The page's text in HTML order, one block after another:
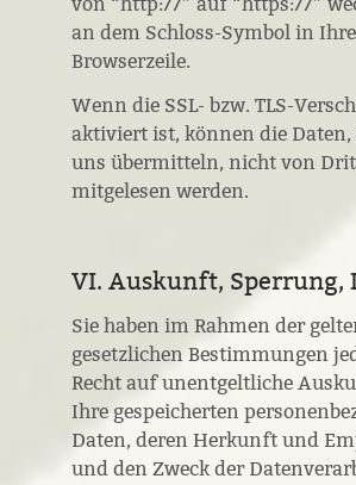
an dem Schloss-Symbol in
Browserzeile.
Wenn die SSL- bzw. TLS-
aktiviert ist, können die Daten,
uns übermitteln, nicht von
mitgelesen werden.
VI. Auskunft, Sperrung,
Sie haben im Rahmen der
gesetzlichen Bestimmungen
Recht auf unentgeltliche
Ihre gespeicherten
Daten, deren Herkunft und
und den Zweck der